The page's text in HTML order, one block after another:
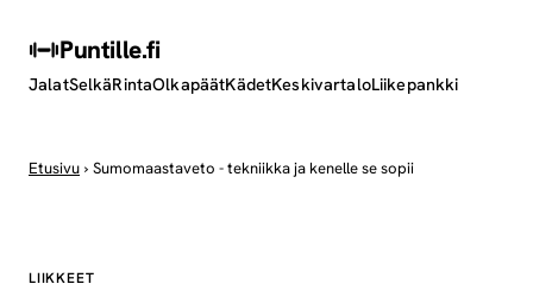
Puntille.fi
JalatSelkäRintaOlkapäätKädetKeskivartaloLiikepankki
Etusivu › Sumomaastaveto - tekniikka ja kenelle se sopii
LIIKKEET